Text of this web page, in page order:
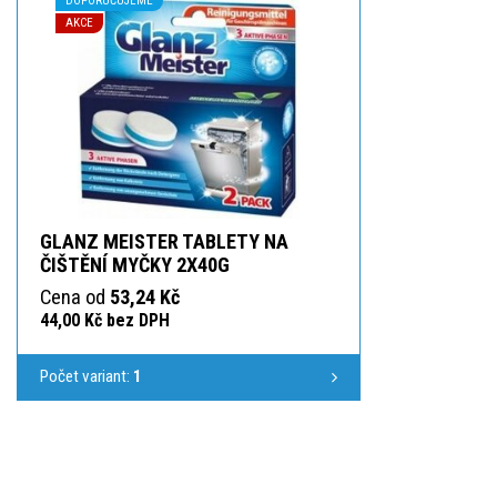
AKCE
GLANZ MEISTER TABLETY NA
ČIŠTĚNÍ MYČKY 2X40G
Cena od 53,24 Kč
44,00 Kč bez DPH
Počet variant: 1